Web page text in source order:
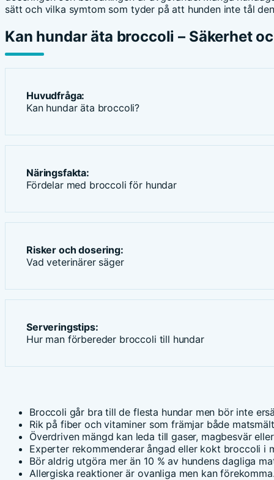
sätt och vilka symtom som tyder på att hunden inte tål
Kan hundar äta broccoli – Säkerhet
Huvudfråga:
Kan hundar äta broccoli?
Näringsfakta:
Fördelar med broccoli för hundar
Risker och dosering:
Vad veterinärer säger
Serveringstips:
Hur man förbereder broccoli till hundar
Broccoli går bra till de flesta hundar men bör inte
Rik på fiber och vitaminer som främjar både
Överdriven mängd kan leda till gaser, magbesvär
Experter rekommenderar ångad eller kokt broccoli i
Bör aldrig utgöra mer än 10 % av hundens dagliga
Allergiska reaktioner är ovanliga men kan